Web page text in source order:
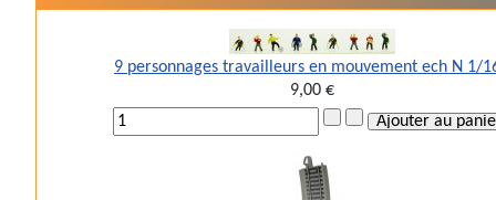
9 personnages travailleurs en mouvement ech N 1/
9,00 €